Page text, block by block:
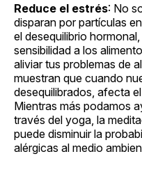
Reduce el estrés: No
disparan por partículas
el desequilibrio
sensibilidad a los
aliviar tus problemas de
muestran que cuando
desequilibrados, afecta
Mientras más podamos
través del yoga, la
puede disminuir la
alérgicas al medio